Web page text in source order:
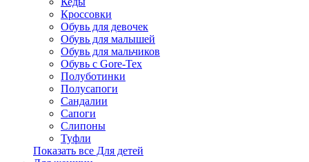
Кроссовки
Обувь для девочек
Обувь для малышей
Обувь для мальчиков
Обувь с Gore-Tex
Полуботинки
Полусапоги
Сандалии
Сапоги
Слипоны
Туфли
Показать все Для детей